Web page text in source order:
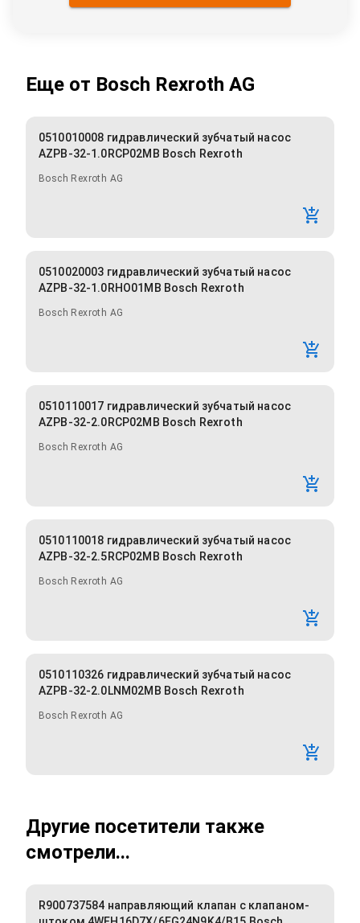
Еще от Bosch Rexroth AG
0510010008 гидравлический зубчатый насос
AZPB-32-1.0RCP02MB Bosch Rexroth
Bosch Rexroth AG
0510020003 гидравлический зубчатый насос
AZPB-32-1.0RHO01MB Bosch Rexroth
Bosch Rexroth AG
0510110017 гидравлический зубчатый насос
AZPB-32-2.0RCP02MB Bosch Rexroth
Bosch Rexroth AG
0510110018 гидравлический зубчатый насос
AZPB-32-2.5RCP02MB Bosch Rexroth
Bosch Rexroth AG
0510110326 гидравлический зубчатый насос
AZPB-32-2.0LNM02MB Bosch Rexroth
Bosch Rexroth AG
Другие посетители также
смотрели...
R900737584 направляющий клапан с клапаном-